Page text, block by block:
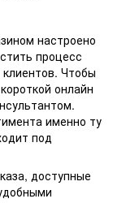
настроено
процесс
Чтобы
онлайн
именно ту
под
доступные